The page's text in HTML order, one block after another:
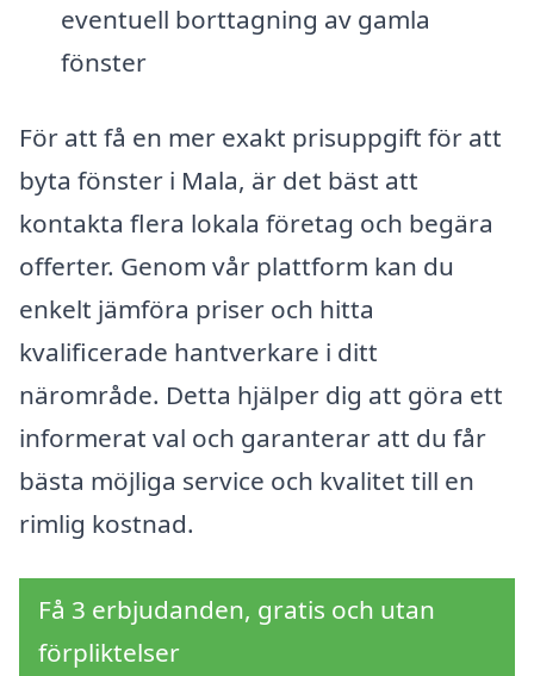
eventuell borttagning av gamla
fönster
För att få en mer exakt prisuppgift för att
byta fönster i Mala, är det bäst att
kontakta flera lokala företag och begära
offerter. Genom vår plattform kan du
enkelt jämföra priser och hitta
kvalificerade hantverkare i ditt
närområde. Detta hjälper dig att göra ett
informerat val och garanterar att du får
bästa möjliga service och kvalitet till en
rimlig kostnad.
Få 3 erbjudanden, gratis och utan
förpliktelser